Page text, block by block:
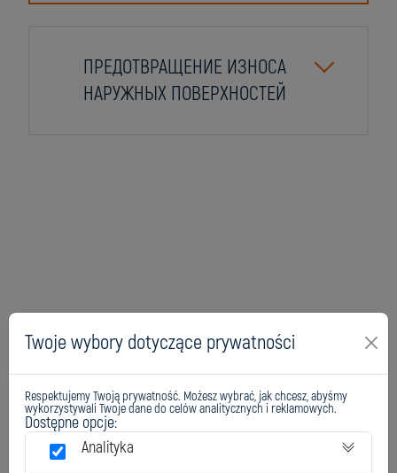
ПРЕДОТВРАЩЕНИЕ ИЗНОСА
НАРУЖНЫХ ПОВЕРХНОСТЕЙ
Twoje wybory dotyczące prywatności
Respektujemy Twoją prywatność. Możesz wybrać, jak chcesz, abyśmy
wykorzystywali Twoje dane do celów analitycznych i reklamowych.
Dostępne opcje:
Analityka